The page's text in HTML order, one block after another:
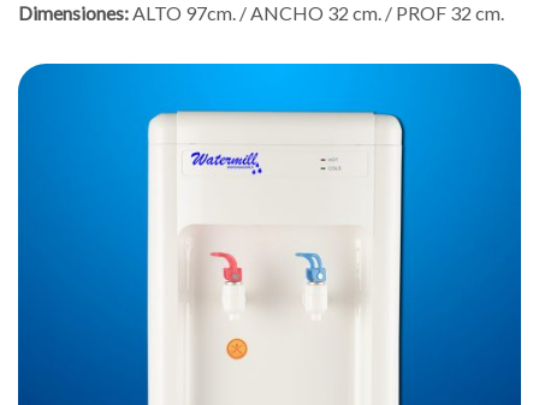
Dimensiones:ALTO 97cm. / ANCHO 32 cm. / PROF 32 cm.